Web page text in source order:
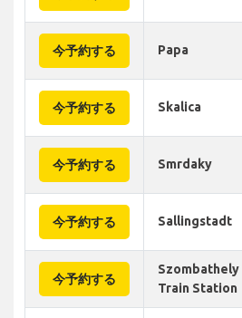
今予約する Papa
今予約する Skalica
今予約する Smrdaky
今予約する Sallingstadt
今予約する
Szombathely
Train Station